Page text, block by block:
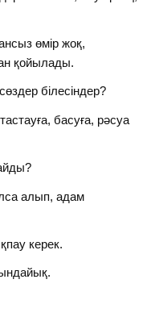
өмір жоқ,
қойылады.
білесіндер?
басуға, рәсуа
алып, адам
керек.